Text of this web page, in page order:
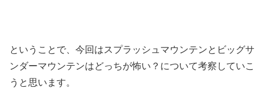
ということで、今回はスプラッシュマウンテンとビッグサ
ンダーマウンテンはどっちが怖い？について考察していこ
うと思います。